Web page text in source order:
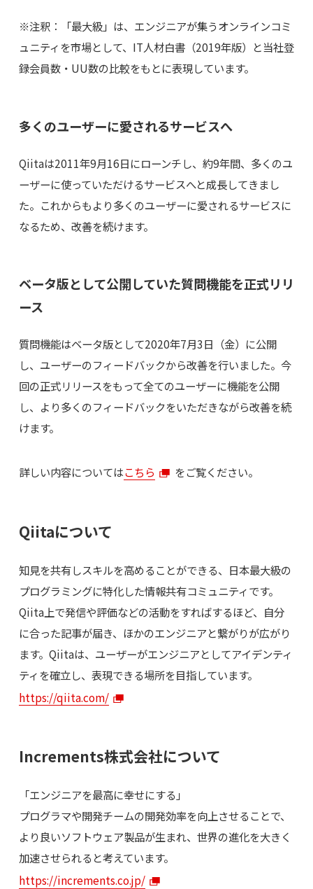
※注釈：「最大級」は、エンジニアが集うオンラインコミ
ュニティを市場として、IT人材白書（2019年版）と当社登
録会員数・UU数の比較をもとに表現しています。
多くのユーザーに愛されるサービスへ
Qiitaは2011年9月16日にローンチし、約9年間、多くのユ
ーザーに使っていただけるサービスへと成長してきまし
た。これからもより多くのユーザーに愛されるサービスに
なるため、改善を続けます。
ベータ版として公開していた質問機能を正式リリ
ース
質問機能はベータ版として2020年7月3日（金）に公開
し、ユーザーのフィードバックから改善を行いました。今
回の正式リリースをもって全てのユーザーに機能を公開
し、より多くのフィードバックをいただきながら改善を続
けます。
詳しい内容についてはこちら をご覧ください。
Qiitaについて
知見を共有しスキルを高めることができる、日本最大級の
プログラミングに特化した情報共有コミュニティです。
Qiita上で発信や評価などの活動をすればするほど、自分
に合った記事が届き、ほかのエンジニアと繋がりが広がり
ます。Qiitaは、ユーザーがエンジニアとしてアイデンティ
ティを確立し、表現できる場所を目指しています。
https://qiita.com/
Increments株式会社について
「エンジニアを最高に幸せにする」
プログラマや開発チームの開発効率を向上させることで、
より良いソフトウェア製品が生まれ、世界の進化を大きく
加速させられると考えています。
https://increments.co.jp/